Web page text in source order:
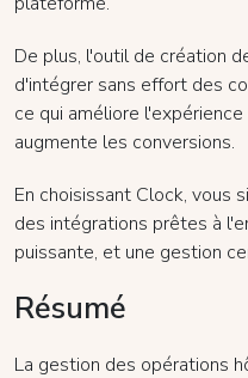
De plus, l'outil de création
d'intégrer sans effort des
ce qui améliore
augmente les conversions.
En choisissant Clock, vous
des intégrations prêtes à
puissante, et une gestion
Résumé
La gestion des opérations